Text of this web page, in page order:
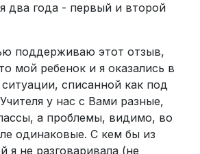
два года - первый и второй
поддерживаю этот отзыв,
мой ребенок и я оказались в
списанной как под
у нас с Вами разные,
а проблемы, видимо, во
одинаковые. С кем бы из
я не разговаривала (не